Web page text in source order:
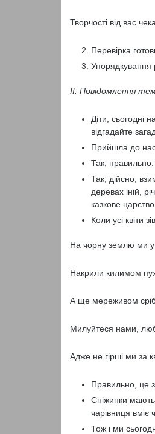
Творчості від вас
Перевірка
Упорядкування
ІІ. Повідомлення
Діти, сьогодні
відгадайте
Прийшла до нас
Так,
Так, дійсно,
деревах іній,
казкове
Коли усі квіти
На чорну землю ми
Накрили килимом
А ще мереживом
Милуйтеся нами,
Адже не гірші ми за
Правильно, це
Сніжинки
чарівниця вміє
Тож і ми